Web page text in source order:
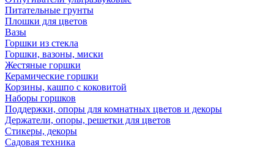
Питательные грунты
Плошки для цветов
Вазы
Горшки из стекла
Горшки, вазоны, миски
Жестяные горшки
Керамические горшки
Корзины, кашпо с коковитой
Наборы горшков
Поддержки, опоры для комнатных цветов и декоры
Держатели, опоры, решетки для цветов
Стикеры, декоры
Садовая техника